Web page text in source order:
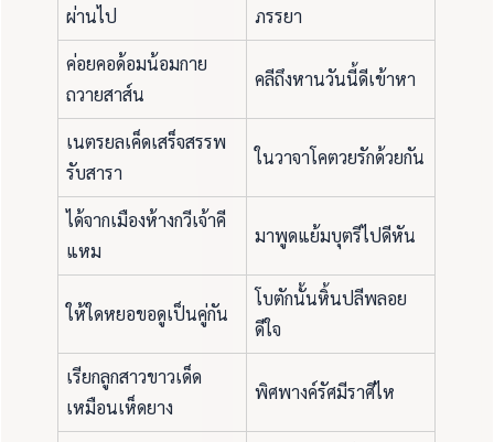
ผ่านไป
ภรรยา
ค่อยคอด้อมน้อมกาย
ถวายสาส์น
คลีถึงหานวันนี้ดีเข้าหา
เนตรยลเค็ดเสร็จสรรพ
รับสารา
ในวาจาโคตวยรักด้วยกัน
ได้จากเมืองห้างกวีเจ้าคี
แหม
มาพูดแย้มบุตรีไปดีหัน
ให้ใดหยอขอดูเป็นคู่กัน
โบตักนั้นหิ้นปลีพลอย
ดีใจ
เรียกลูกสาวขาวเด็ด
เหมือนเห็ดยาง
พิศพางค์รัศมีราศีไห